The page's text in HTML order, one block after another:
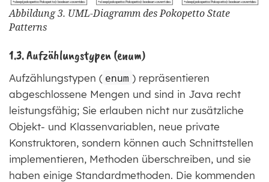
Abbildung 3. UML-Diagramm des Pokopetto State
Patterns
1.3. Aufzählungstypen (enum)
Aufzählungstypen ( enum ) repräsentieren
abgeschlossene Mengen und sind in Java recht
leistungsfähig; Sie erlauben nicht nur zusätzliche
Objekt- und Klassenvariablen, neue private
Konstruktoren, sondern können auch Schnittstellen
implementieren, Methoden überschreiben, und sie
haben einige Standardmethoden. Die kommenden